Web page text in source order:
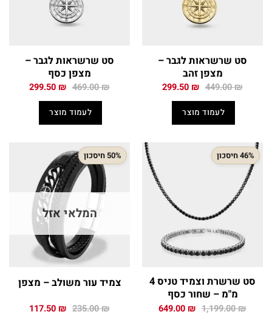
סט שרשראות לגבר –
מצפן זהב
449.00₪ המחיר
היה:
449.00 ₪.
299.50 ₪ המחיר
לעמוד מוצר
סט שרשראות לגבר –
מצפן כסף
469.00₪ המחיר
היה:
469.00 ₪.
299.50 ₪ המחיר
לעמוד מוצר
46% חיסכון
סט שרשרת וצמיד טניס 4
מ"מ – שחור כסף
1,199.00₪ המחיר
649.00 ₪ המחיר
50% חיסכון
המלאי אזל
צמיד עור משולב – מצפן
235.00₪ המחיר
117.50 ₪ המחיר